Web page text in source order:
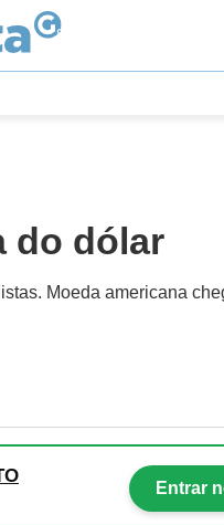
do dólar
Moeda americana
Entrar